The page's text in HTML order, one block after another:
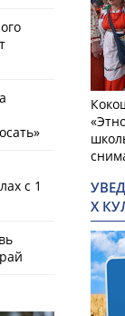
с 1
Х